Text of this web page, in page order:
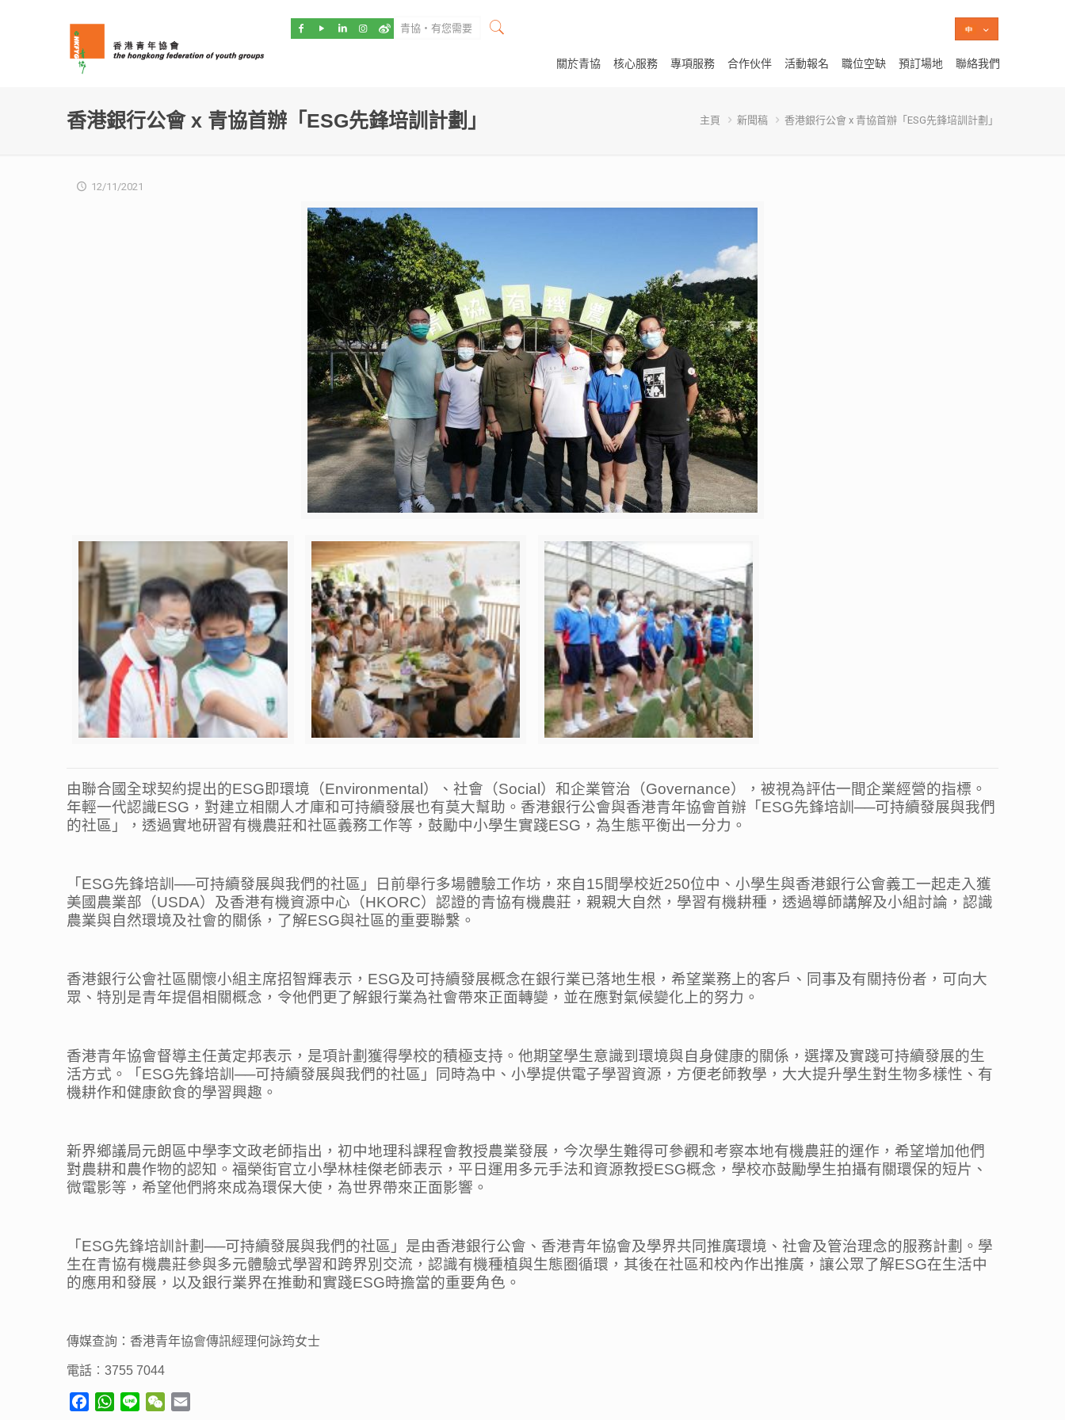
關於青協 核心服務 專項服務 合作伙伴 活動報名 職位空缺 預訂場地 聯絡我們
香港銀行公會 x 青協首辦「ESG先鋒培訓計劃」 主頁 新聞稿 香港銀行公會 x 青協首辦「ESG先鋒培訓計劃」
12/11/2021
由聯合國全球契約提出的ESG即環境（Environmental）、社會（Social）和企業管治（Governance），被視為評估一間企業經營的指標。
年輕一代認識ESG，對建立相關人才庫和可持續發展也有莫大幫助。香港銀行公會與香港青年協會首辦「ESG先鋒培訓──可持續發展與我們
的社區」，透過實地研習有機農莊和社區義務工作等，鼓勵中小學生實踐ESG，為生態平衡出一分力。
「ESG先鋒培訓──可持續發展與我們的社區」日前舉行多場體驗工作坊，來自15間學校近250位中、小學生與香港銀行公會義工一起走入獲
美國農業部（USDA）及香港有機資源中心（HKORC）認證的青協有機農莊，親親大自然，學習有機耕種，透過導師講解及小組討論，認識
農業與自然環境及社會的關係，了解ESG與社區的重要聯繫。
香港銀行公會社區關懷小組主席招智輝表示，ESG及可持續發展概念在銀行業已落地生根，希望業務上的客戶、同事及有關持份者，可向大
眾、特別是青年提倡相關概念，令他們更了解銀行業為社會帶來正面轉變，並在應對氣候變化上的努力。
香港青年協會督導主任黃定邦表示，是項計劃獲得學校的積極支持。他期望學生意識到環境與自身健康的關係，選擇及實踐可持續發展的生
活方式。「ESG先鋒培訓──可持續發展與我們的社區」同時為中、小學提供電子學習資源，方便老師教學，大大提升學生對生物多樣性、有
機耕作和健康飲食的學習興趣。
新界鄉議局元朗區中學李文政老師指出，初中地理科課程會教授農業發展，今次學生難得可參觀和考察本地有機農莊的運作，希望增加他們
對農耕和農作物的認知。福榮街官立小學林桂傑老師表示，平日運用多元手法和資源教授ESG概念，學校亦鼓勵學生拍攝有關環保的短片、
微電影等，希望他們將來成為環保大使，為世界帶來正面影響。
「ESG先鋒培訓計劃──可持續發展與我們的社區」是由香港銀行公會、香港青年協會及學界共同推廣環境、社會及管治理念的服務計劃。學
生在青協有機農莊參與多元體驗式學習和跨界別交流，認識有機種植與生態圈循環，其後在社區和校內作出推廣，讓公眾了解ESG在生活中
的應用和發展，以及銀行業界在推動和實踐ESG時擔當的重要角色。
傳媒查詢： 香港青年協會傳訊經理何詠筠女士
電話︰3755 7044
FacebookWhatsApp
Line WeChat